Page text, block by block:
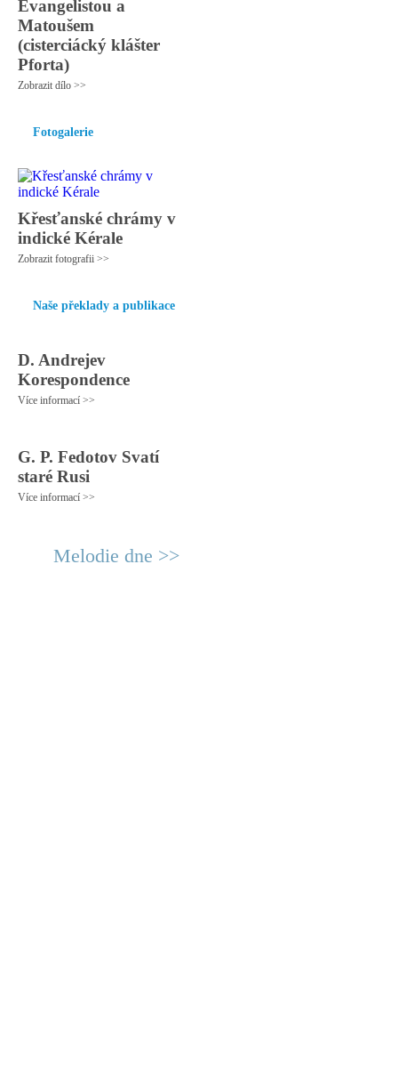
Evangelistou a
Matoušem
(cisterciácký klášter
Pforta)
Zobrazit dílo >>
Fotogalerie
Křesťanské chrámy v
indické Kérale
Zobrazit fotografii >>
Naše překlady a publikace
D. Andrejev
Korespondence
Více informací >>
G. P. Fedotov Svatí
staré Rusi
Více informací >>
Melodie dne >>